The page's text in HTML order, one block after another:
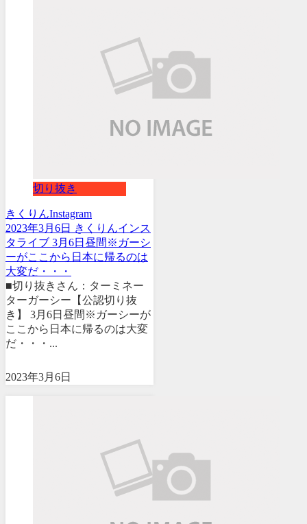
切り抜き
きくりんInstagram
2023年3月6日 きくりんインス
タライブ 3月6日昼間※ガーシ
ーがここから日本に帰るのは
大変だ・・・
■切り抜きさん：ターミネー
ターガーシー【公認切り抜
き】 3月6日昼間※ガーシーが
ここから日本に帰るのは大変
だ・・・...
2023年3月6日